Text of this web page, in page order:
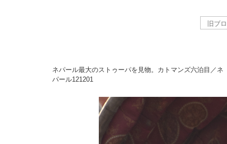
ネパール最大のストゥーパを見物。カトマンズ六泊目／ネ
パール121201